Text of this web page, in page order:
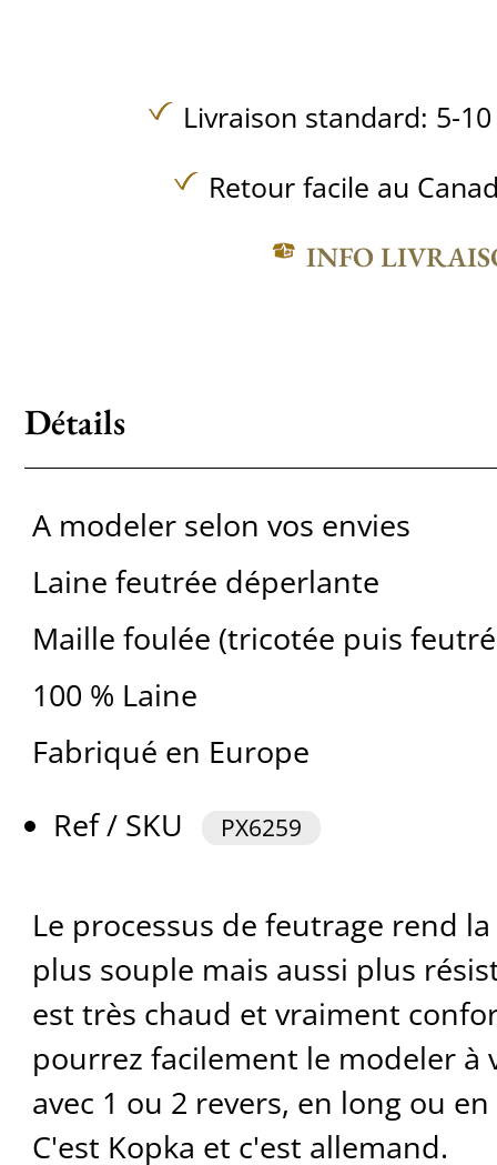
Livraison standard: 5-
Retour facile au
INFO
Détails
A ​modeler selon vos envies
Laine feutrée déperlante
Maille foulée (tricotée puis
100 % Laine
Fabriqué en Europe
Ref / SKU
PX6259
Le processus de feutrage rend
plus souple mais aussi plus
est très chaud et vraiment
pourrez facilement le modeler à
avec 1 ou 2 revers, en long ou
C'est Kopka et c'est allemand.